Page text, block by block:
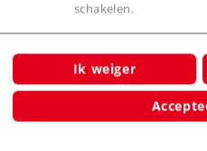
Digitale functies
schakelen.
Ik weiger